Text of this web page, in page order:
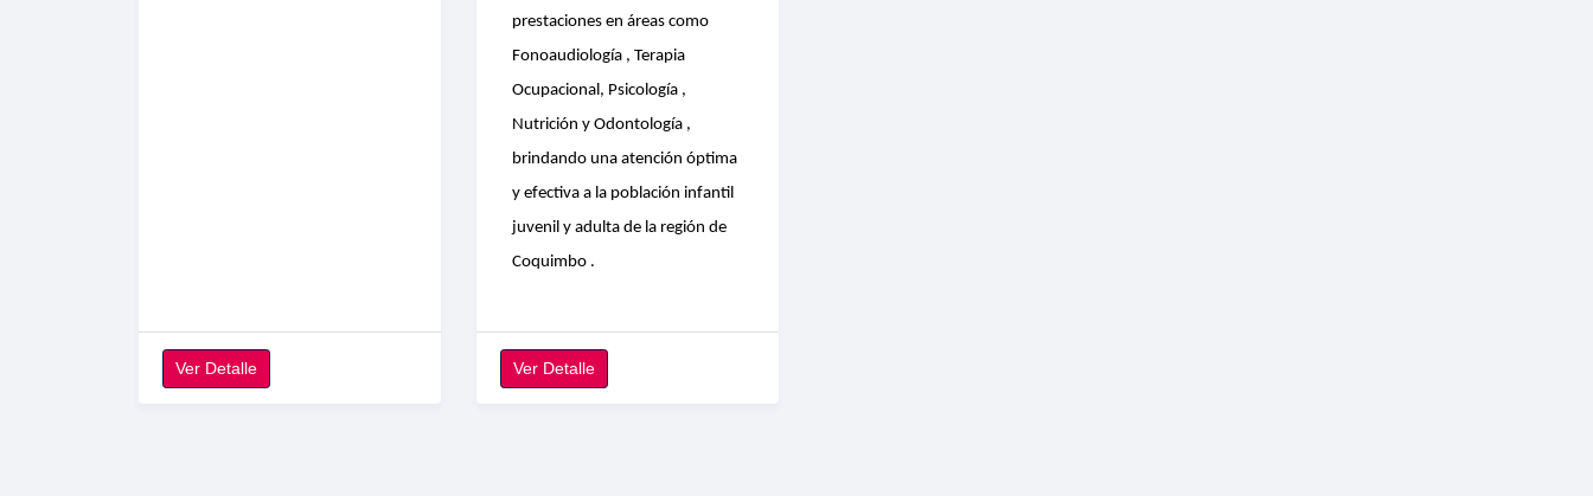
Ver Detalle
prestaciones en áreas como
Fonoaudiología , Terapia
Ocupacional, Psicología ,
Nutrición y Odontología ,
brindando una atención óptima
y efectiva a la población infantil
juvenil y adulta de la región de
Coquimbo .
Ver Detalle